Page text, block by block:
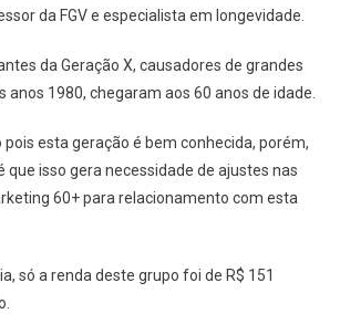
da FGV e especialista em longevidade.
da Geração X, causadores de grandes
1980, chegaram aos 60 anos de idade.
pois esta geração é bem conhecida, porém,
que isso gera necessidade de ajustes nas
60+ para relacionamento com esta
só a renda deste grupo foi de R$ 151